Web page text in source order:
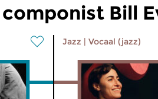
Bill
Jazz | Vocaal (jazz)